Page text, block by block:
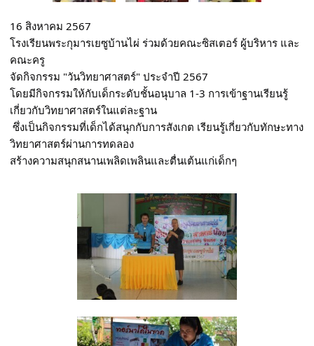
16 สิงหาคม 2567
โรงเรียนพระกุมารเยซูบ้านไผ่ ร่วมด้วยคณะซิสเตอร์ ผู้บริหาร และ
คณะครู
จัดกิจกรรม "วันวิทยาศาสตร์" ประจำปี 2567
โดยมีกิจกรรมให้กับเด็กระดับชั้นอนุบาล 1-3 การเข้าฐานเรียนรู้
เกี่ยวกับวิทยาศาสตร์ในแต่ละฐาน
ซึ่งเป็นกิจกรรมที่เด็กได้สนุกกับการสังเกต เรียนรู้เกี่ยวกับทักษะทาง
วิทยาศาสตร์ผ่านการทดลอง
สร้างความสนุกสนานเพลิดเพลินและตื่นเต้นแก่เด็กๆ